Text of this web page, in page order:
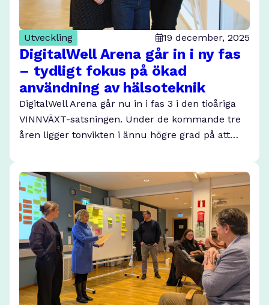
Utveckling 19 december, 2025
DigitalWell Arena går in i ny fas
– tydligt fokus på ökad
användning av hälsoteknik
DigitalWell Arena går nu in i fas 3 i den tioåriga
VINNVÄXT-satsningen. Under de kommande tre
åren ligger tonvikten i ännu högre grad på att…